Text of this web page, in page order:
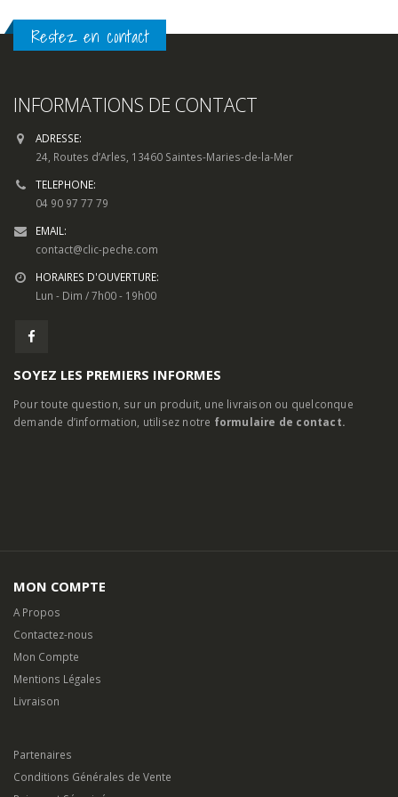
INFORMATIONS DE CONTACT
04 90 97 77 79
EMAIL:
contact@clic-peche.com
HORAIRES D'OUVERTURE:
Lun - Dim / 7h00 - 19h00
Pour toute question, sur un produit, une livraison ou quelconque
Mon Compte
Mentions Légales
Livraison